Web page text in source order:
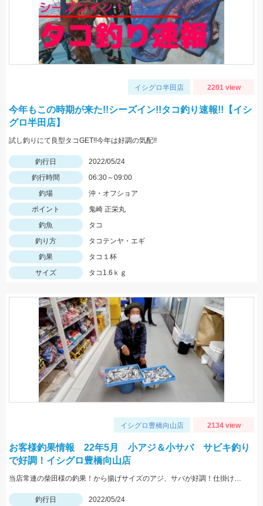
イシグロ半田店 2201 view
今年もこの時期が来た!!シーズイン!!タコ釣り速報!!【イシ
グロ半田店】
試し釣りにて良型タコGET!!今年は好調の気配!!
釣行日
2022/05/24
釣行時間
06:30～09:00
釣場
沖・オフショア
ポイント
鬼崎 正栄丸
釣魚
タコ
釣り方
タコテンヤ・エギ
釣果
タコ１杯
サイズ
タコ1.6ｋｇ
イシグロ豊橋向山店 2134 view
お客様釣果情報 22年5月 小アジ＆小サバ サビキ釣り
で好調！イシグロ豊橋向山店
当店常連の柴田様の釣果！から揚げサイズのアジ、サバが好調！仕掛けはママカリサビキ3～5号でOK！
釣行日 2022/05/24